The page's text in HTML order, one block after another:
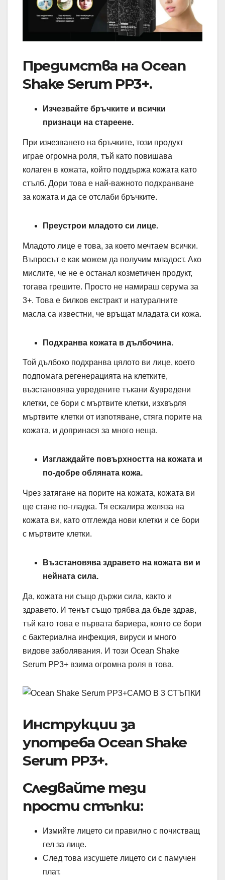
Предимства на Ocean
Shake Serum PP3+.
Изчезвайте бръчките и всички
признаци на стареене.
При изчезването на бръчките, този продукт
играе огромна роля, тъй като повишава
колаген в кожата, който поддържа кожата като
стълб. Дори това е най-важното подхранване
за кожата и да се отслаби бръчките.
Преустрои младото си лице.
Младото лице е това, за което мечтаем всички.
Въпросът е как можем да получим младост. Ако
мислите, че не е останал козметичен продукт,
тогава грешите. Просто не намираш серума за
3+. Това е билков екстракт и натуралните
масла са известни, че връщат младата си кожа.
Подхранва кожата в дълбочина.
Той дълбоко подхранва цялото ви лице, което
подпомага регенерацията на клетките,
възстановява увредените тъкани &увредени
клетки, се бори с мъртвите клетки, изхвърля
мъртвите клетки от изпотяване, стяга порите на
кожата, и допринася за много неща.
Изглаждайте повърхността на кожата и
по-добре обляната кожа.
Чрез затягане на порите на кожата, кожата ви
ще стане по-гладка. Тя ескалира желяза на
кожата ви, като отглежда нови клетки и се бори
с мъртвите клетки.
Възстановява здравето на кожата ви и
нейната сила.
Да, кожата ни също държи сила, както и
здравето. И тенът също трябва да бъде здрав,
тъй като това е първата бариера, която се бори
с бактериална инфекция, вируси и много
видове заболявания. И този Ocean Shake
Serum PP3+ взима огромна роля в това.
Инструкции за
употреба Ocean Shake
Serum PP3+.
Следвайте тези
прости стъпки:
Измийте лицето си правилно с почистващ
гел за лице.
След това изсушете лицето си с памучен
плат.